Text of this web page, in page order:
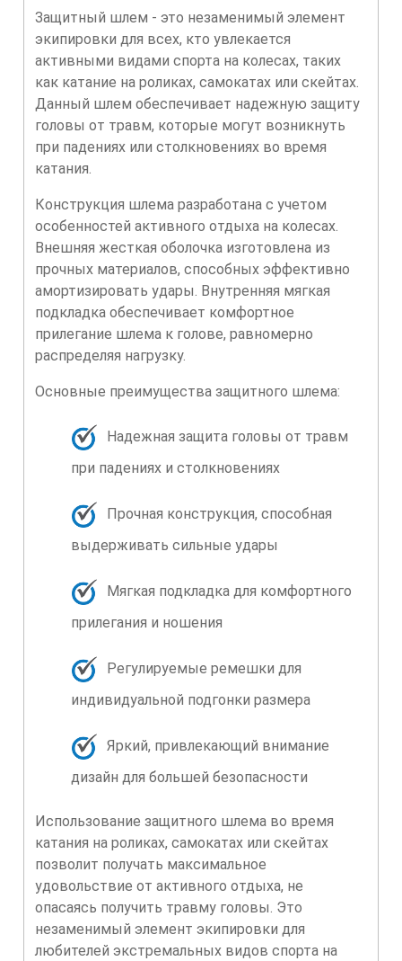
Защитный шлем - это незаменимый элемент
экипировки для всех, кто увлекается
активными видами спорта на колесах, таких
как катание на роликах, самокатах или скейтах.
Данный шлем обеспечивает надежную защиту
головы от травм, которые могут возникнуть
при падениях или столкновениях во время
катания.
Конструкция шлема разработана с учетом
особенностей активного отдыха на колесах.
Внешняя жесткая оболочка изготовлена из
прочных материалов, способных эффективно
амортизировать удары. Внутренняя мягкая
подкладка обеспечивает комфортное
прилегание шлема к голове, равномерно
распределяя нагрузку.
Основные преимущества защитного шлема:
Надежная защита головы от травм
при падениях и столкновениях
Прочная конструкция, способная
выдерживать сильные удары
Мягкая подкладка для комфортного
прилегания и ношения
Регулируемые ремешки для
индивидуальной подгонки размера
Яркий, привлекающий внимание
дизайн для большей безопасности
Использование защитного шлема во время
катания на роликах, самокатах или скейтах
позволит получать максимальное
удовольствие от активного отдыха, не
опасаясь получить травму головы. Это
незаменимый элемент экипировки для
любителей экстремальных видов спорта на